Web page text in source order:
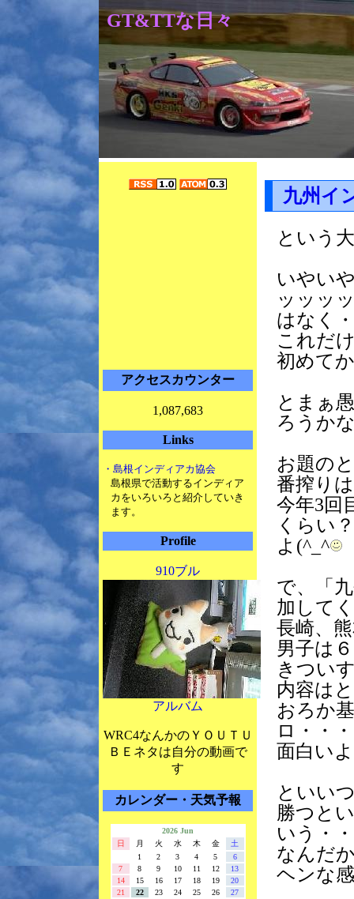
GT&TTな日々
アクセスカウンター
1,087,683
Links
・島根インディアカ協会
島根県で活動するインディア
カをいろいろと紹介していき
ます。
Profile
910ブル
アルバム
WRC4なんかのＹＯＵＴＵ
ＢＥネタは自分の動画で
す
カレンダー・天気予報
2026 Jun
日
月 火 水 木 金
土
1
2 3 4 5
6
7
8 9 10 11 12
13
14
15 16 17 18 19
20
21
22 23 24 25 26
27
九州イ
という
いやい
ッッッ
はなく
これだ
初めて
とまぁ
ろうか
お題の
番搾り
今年3回
くらい
よ(^_^
で、「
加して
長崎、
男子は
きつい
内容は
おろか
ロ・・
面白い
といい
勝つと
いう・
なんだ
ヘンな